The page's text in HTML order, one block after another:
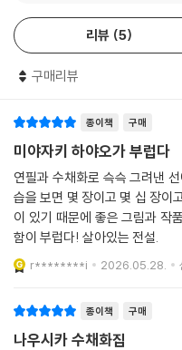
리뷰 5
구매리뷰
종이책 구매
미야자키 하야오가 부럽다
연필과 수채화로 슥슥 그려낸
습을 보면 몇 장이고 몇 십 장이
이 있기 때문에 좋은 그림과 작
함이 부럽다! 살아있는 전설.
r********i 2026.05.28.
종이책 구매
나우시카 수채화집